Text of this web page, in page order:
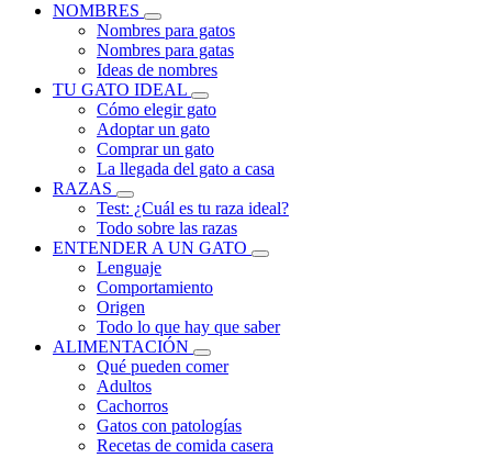
NOMBRES
Nombres para gatos
Nombres para gatas
Ideas de nombres
TU GATO IDEAL
Cómo elegir gato
Adoptar un gato
Comprar un gato
La llegada del gato a casa
RAZAS
Test: ¿Cuál es tu raza ideal?
Todo sobre las razas
ENTENDER A UN GATO
Lenguaje
Comportamiento
Origen
Todo lo que hay que saber
ALIMENTACIÓN
Qué pueden comer
Adultos
Cachorros
Gatos con patologías
Recetas de comida casera